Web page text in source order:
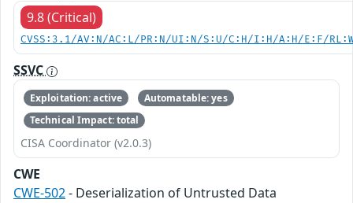
9.8 (Critical)
CVSS:3.1/AV:N/AC:L/PR:N/UI:N/S:U/C:H/I:H/A:H/E:F/
SSVC
Exploitation: active
Automatable: yes
Technical Impact: total
CISA Coordinator (v2.0.3)
CWE
CWE-502- Deserialization of Untrusted Data